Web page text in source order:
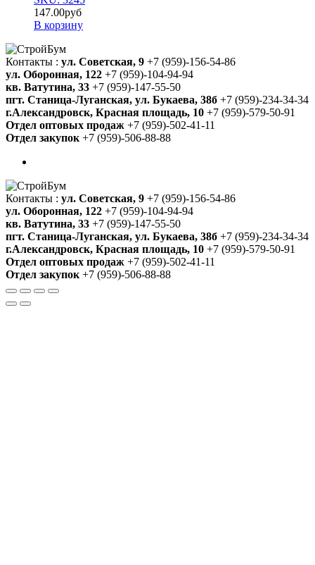
147.00руб
В корзину
Контакты : ул. Советская, 9 +7 (959)-156-54-86
ул. Оборонная, 122 +7 (959)-104-94-94
кв. Ватутина, 33 +7 (959)-147-55-50
пгт. Станица-Луганская, ул. Букаева, 38б +7 (959)-234-34-34
г.Александровск, Красная площадь, 10 +7 (959)-579-50-91
Отдел оптовых продаж +7 (959)-502-41-11
Отдел закупок +7 (959)-506-88-88
Контакты : ул. Советская, 9 +7 (959)-156-54-86
ул. Оборонная, 122 +7 (959)-104-94-94
кв. Ватутина, 33 +7 (959)-147-55-50
пгт. Станица-Луганская, ул. Букаева, 38б +7 (959)-234-34-34
г.Александровск, Красная площадь, 10 +7 (959)-579-50-91
Отдел оптовых продаж +7 (959)-502-41-11
Отдел закупок +7 (959)-506-88-88